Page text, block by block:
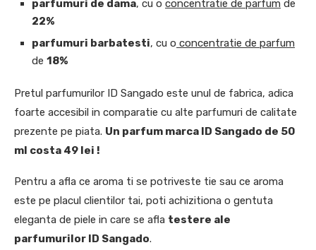
parfumuri de dama, cu o concentratie de parfum de
22%
parfumuri barbatesti, cu o concentratie de parfum
de 18%
Pretul parfumurilor ID Sangado este unul de fabrica, adica
foarte accesibil in comparatie cu alte parfumuri de calitate
prezente pe piata. Un parfum marca ID Sangado de 50
ml costa 49 lei !
Pentru a afla ce aroma ti se potriveste tie sau ce aroma
este pe placul clientilor tai, poti achizitiona o gentuta
eleganta de piele in care se afla testere ale
parfumurilor ID Sangado.